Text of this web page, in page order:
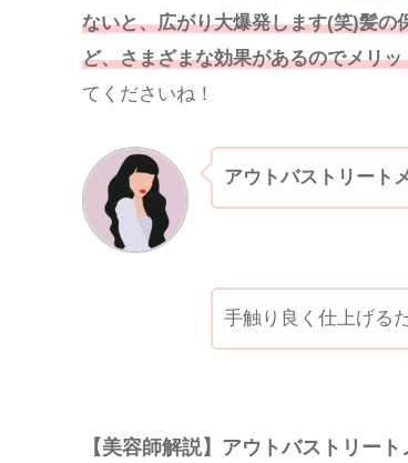
ないと、広がり大爆発します(笑)髪の
ど、さまざまな効果があるのでメリ
てくださいね！
アウトバストリート
手触り良く仕上げる
【美容師解説】アウトバストリー